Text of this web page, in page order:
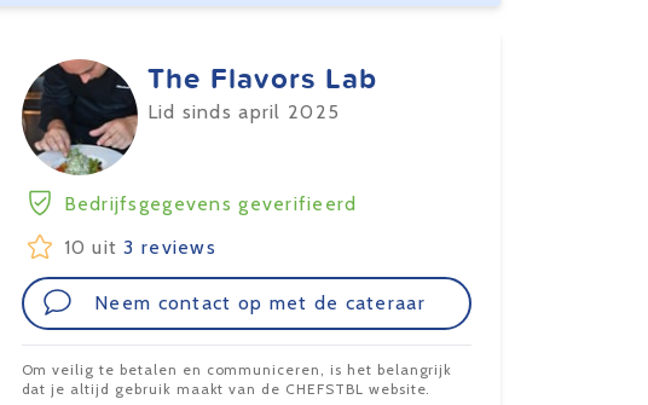
The Flavors Lab
Lid sinds april 2025
Bedrijfsgegevens geverifieerd
10 uit3 reviews
Neem contact op met de cateraar
Om veilig te betalen en communiceren, is het belangrijk
dat je altijd gebruik maakt van de CHEFSTBL website.